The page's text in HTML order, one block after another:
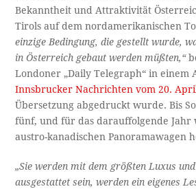
Bekanntheit und Attraktivität
Tirols auf dem nordamerikanischen
einzige Bedingung, die gestellt wurde,
in Österreich gebaut werden müßten,“
Londoner „Daily Telegraph“ in
Innsbrucker Nachrichten vom 20.
Übersetzung abgedruckt wurde. Bis
fünf, und für das darauffolgende Jahr
austro-kanadischen Panoramawagen
„Sie werden mit dem größten Luxus
ausgestattet sein, werden ein eigenes